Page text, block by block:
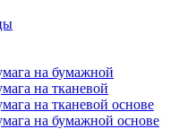
на бумажной
на тканевой
на тканевой основе
на бумажной основе